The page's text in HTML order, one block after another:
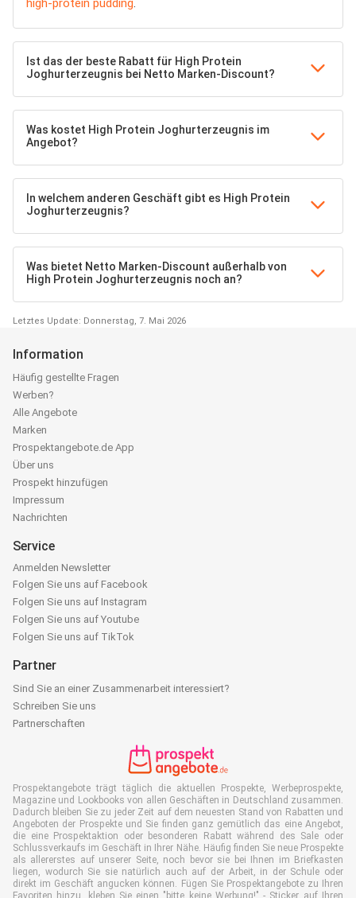
high-protein pudding.
Ist das der beste Rabatt für High Protein
Joghurterzeugnis bei Netto Marken-Discount?
Was kostet High Protein Joghurterzeugnis im
Angebot?
In welchem anderen Geschäft gibt es High Protein
Joghurterzeugnis?
Was bietet Netto Marken-Discount außerhalb von
High Protein Joghurterzeugnis noch an?
Letztes Update: Donnerstag, 7. Mai 2026
Information
Häufig gestellte Fragen
Werben?
Alle Angebote
Marken
Prospektangebote.de App
Über uns
Prospekt hinzufügen
Impressum
Nachrichten
Service
Anmelden Newsletter
Folgen Sie uns auf Facebook
Folgen Sie uns auf Instagram
Folgen Sie uns auf Youtube
Folgen Sie uns auf TikTok
Partner
Sind Sie an einer Zusammenarbeit interessiert?
Schreiben Sie uns
Partnerschaften
Prospektangebote trägt täglich die aktuellen Prospekte, Werbeprospekte,
Magazine und Lookbooks von allen Geschäften in Deutschland zusammen.
Dadurch bleiben Sie zu jeder Zeit auf dem neuesten Stand von Rabatten und
Angeboten der Prospekte und Sie finden ganz gemütlich das eine Angebot,
die eine Prospektaktion oder besonderen Rabatt während des Sale oder
Schlussverkaufs im Geschäft in Ihrer Nähe. Häufig finden Sie neue Prospekte
als allererstes auf unserer Seite, noch bevor sie bei Ihnen im Briefkasten
liegen, wodurch Sie sie natürlich auch auf der Arbeit, in der Schule oder
direkt im Geschäft angucken können. Fügen Sie Prospektangebote zu Ihren
Favoriten hinzu, kleben Sie einen "bitte keine Werbung!" - Sticker auf Ihren